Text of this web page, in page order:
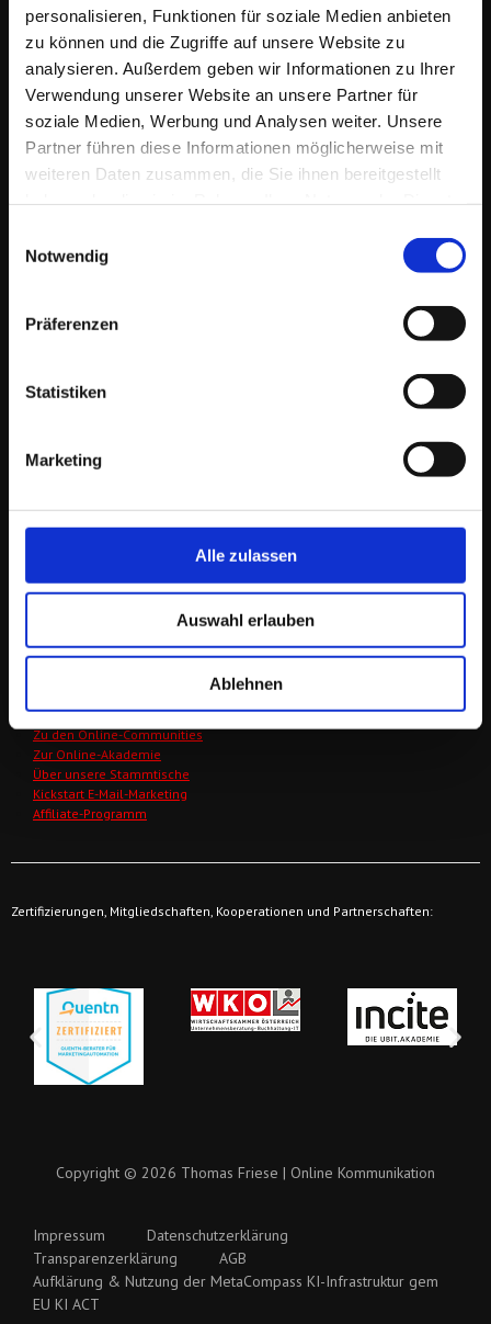
personalisieren, Funktionen für soziale Medien anbieten
zu können und die Zugriffe auf unsere Website zu
analysieren. Außerdem geben wir Informationen zu Ihrer
Verwendung unserer Website an unsere Partner für
soziale Medien, Werbung und Analysen weiter. Unsere
Partner führen diese Informationen möglicherweise mit
weiteren Daten zusammen, die Sie ihnen bereitgestellt
Notwendig
Präferenzen
Statistiken
Marketing
Alle zulassen
Auswahl erlauben
Ablehnen
der Online Kommunikation und im Online-Marketing als Wegbegleiter
bei der Entwicklung von Konzepten, Strategien und deren
Umsetzung. Zusätzlich biete ich dazu maßgeschneiderte
Dienstleistungen.
Zielgruppen sind Einzelpersonen, EPU/KMU. Historisch bedingt bin ich
parallel auch als
Berater & Dienstleisterfür eine Auswahl
größerer Unternehmen im In- & Ausland tätig.
Service Ö: +43 (1) 205 108 5504
Persönlich: + 43 664 421 61 64
Orientierungsgespräch buchen
Zu den Online-Communities
Zur Online-Akademie
Über unsere Stammtische
Kickstart E-Mail-Marketing
Affiliate-Programm
Zertifizierungen, Mitgliedschaften, Kooperationen und Partnerschaften:
Copyright © 2026 Thomas Friese | Online Kommunikation
Impressum
Datenschutzerklärung
Transparenzerklärung
AGB
Aufklärung & Nutzung der MetaCompass KI-Infrastruktur gem
EU KI ACT